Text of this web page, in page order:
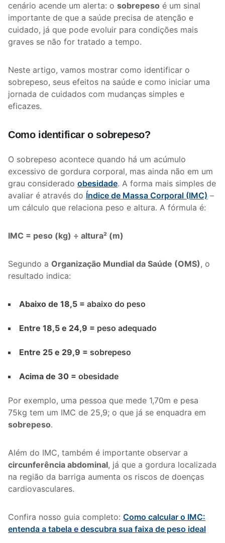
cenário acende um alerta: o sobrepeso é um sinal
importante de que a saúde precisa de atenção e
cuidado, já que pode evoluir para condições mais
graves se não for tratado a tempo.
Neste artigo, vamos mostrar como identificar o
sobrepeso, seus efeitos na saúde e como iniciar uma
jornada de cuidados com mudanças simples e
eficazes.
Como identificar o sobrepeso?
O sobrepeso acontece quando há um acúmulo
excessivo de gordura corporal, mas ainda não em um
grau considerado obesidade. A forma mais simples de
avaliar é através do Índice de Massa Corporal (IMC) –
um cálculo que relaciona peso e altura. A fórmula é:
IMC = peso (kg) ÷ altura² (m)
Segundo a Organização Mundial da Saúde (OMS), o
resultado indica:
Abaixo de 18,5 = abaixo do peso
Entre 18,5 e 24,9 = peso adequado
Entre 25 e 29,9 = sobrepeso
Acima de 30 = obesidade
Por exemplo, uma pessoa que mede 1,70m e pesa
75kg tem um IMC de 25,9; o que já se enquadra em
sobrepeso.
Além do IMC, também é importante observar a
circunferência abdominal, já que a gordura localizada
na região da barriga aumenta os riscos de doenças
cardiovasculares.
Confira nosso guia completo: Como calcular o IMC:
entenda a tabela e descubra sua faixa de peso ideal